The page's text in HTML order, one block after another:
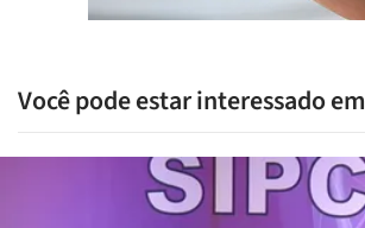
Você pode estar interessado em